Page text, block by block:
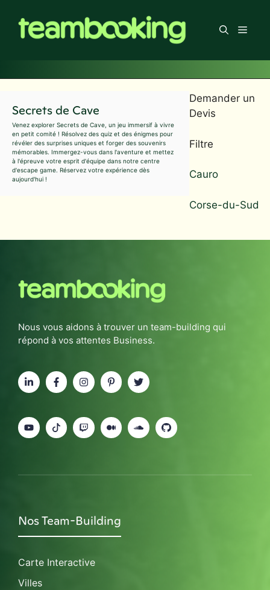
contenu
Menu
Secrets de Cave
Venez explorer Secrets de Cave, un jeu immersif à vivre
en petit comité ! Résolvez des quiz et des énigmes pour
révéler des surprises uniques et forger des souvenirs
mémorables. Immergez-vous dans l'aventure et mettez
à l'épreuve votre esprit d'équipe dans notre centre
d'escape game. Réservez votre expérience dès
aujourd'hui !
Demander un
Devis
Filtre
Cauro
Corse-du-Sud
Nous vous aidons à trouver un team-building qui
répond à vos attentes Business.
Nos Team-Building
Carte Interactive
Villes